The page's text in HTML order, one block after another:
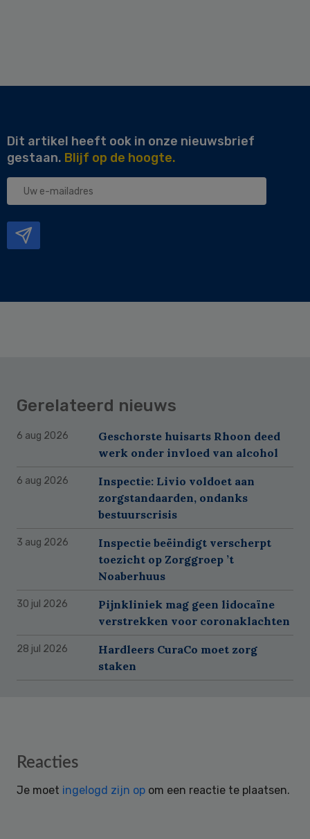
Dit artikel heeft ook in onze nieuwsbrief
gestaan. Blijf op de hoogte.
Uw
Gerelateerd nieuws
6 aug 2026
Geschorste huisarts Rhoon deed
werk onder invloed van alcohol
6 aug 2026
Inspectie: Livio voldoet aan
zorgstandaarden, ondanks
bestuurscrisis
3 aug 2026
Inspectie beëindigt verscherpt
toezicht op Zorggroep ’t
Noaberhuus
30 jul 2026
Pijnkliniek mag geen lidocaïne
verstrekken voor coronaklachten
28 jul 2026
Hardleers CuraCo moet zorg
staken
Reader
Reacties
Je moet ingelogd zijn op om een reactie te plaatsen.